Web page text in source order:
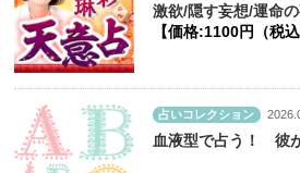
激欲/隠す妄想/運命
【価格:1100円（税込
占いコレクション
血液型で占う！ 彼